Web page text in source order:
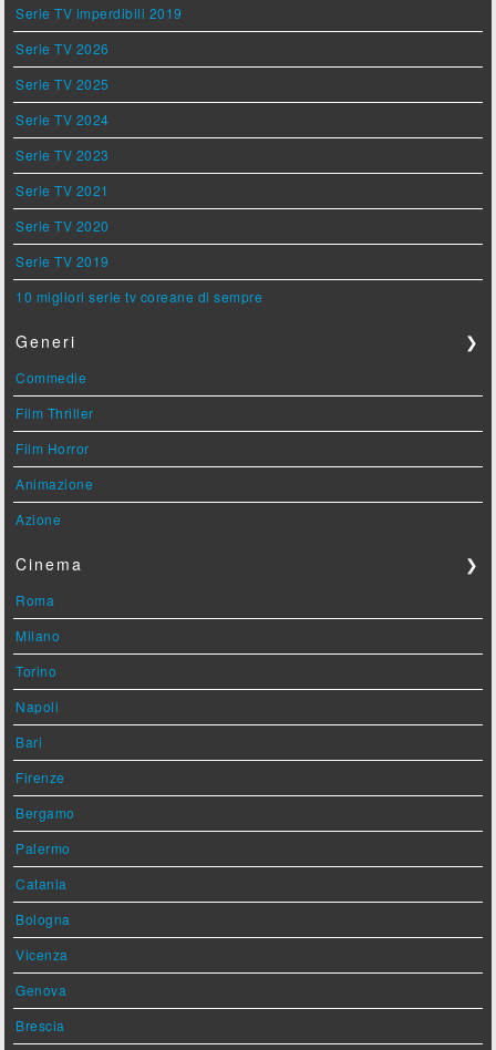
Serie TV imperdibili 2019
Serie TV 2026
Serie TV 2025
Serie TV 2024
Serie TV 2023
Serie TV 2021
Serie TV 2020
Serie TV 2019
10 migliori serie tv coreane di sempre
Generi ❯
Commedie
Film Thriller
Film Horror
Animazione
Azione
Cinema ❯
Roma
Milano
Torino
Napoli
Bari
Firenze
Bergamo
Palermo
Catania
Bologna
Vicenza
Genova
Brescia